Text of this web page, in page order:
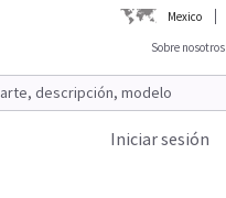
Mexico
Sobre nosotros
Iniciar sesión